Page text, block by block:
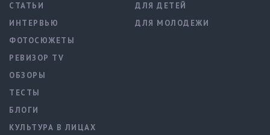
СТАТЬИ
ИНТЕРВЬЮ
ФОТОСЮЖЕТЫ
РЕВИЗОР TV
ОБЗОРЫ
ТЕСТЫ
БЛОГИ
КУЛЬТУРА В ЛИЦАХ
ДЛЯ ДЕТЕЙ
ДЛЯ МОЛОДЕЖИ